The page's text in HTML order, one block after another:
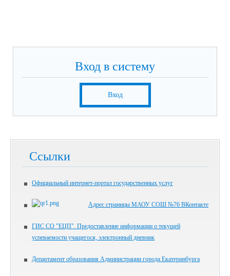
Вход в систему
Вход
Ссылки
Официальный интернет-портал государственных услуг
Адрес страницы МАОУ СОШ №76 ВКонтакте
ГИС СО "ЕЦП". Предоставление информации о текущей
успеваемости учащегося, электронный дневник
Департамент образования Администрации города Екатеринбурга